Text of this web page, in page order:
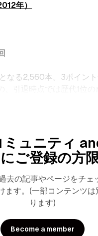
年）
となる2,560本。3ポイン
ミュニティ
にご登録の方
去の記事やページをチェ
ます。(一部コンテンツ
ります)
Become a member